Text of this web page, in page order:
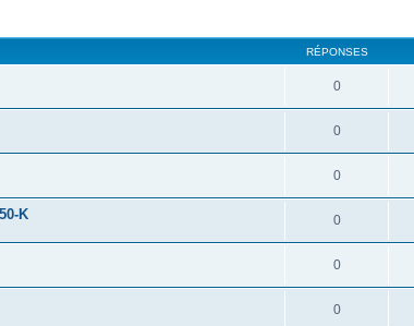
RÉPONSES
0
0
0
K 0
0
0